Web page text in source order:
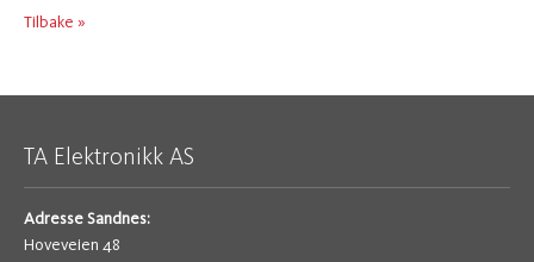
Tilbake »
TA Elektronikk AS
Adresse Sandnes:
Hoveveien 48